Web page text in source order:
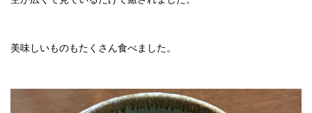
美味しいものもたくさん食べました。